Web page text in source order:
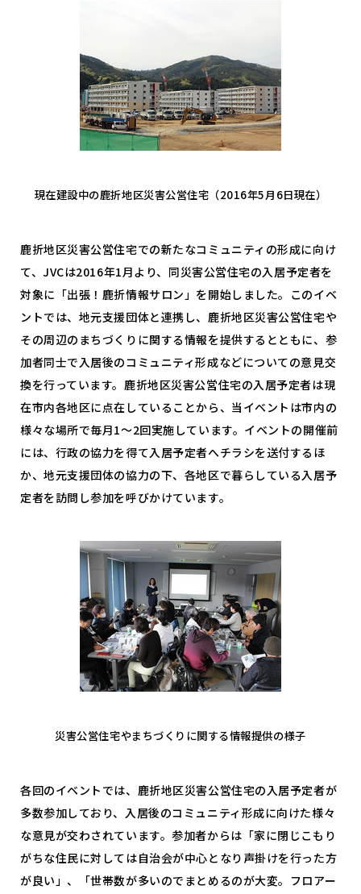
現在建設中の鹿折地区災害公営住宅（2016年5月6日現在）
鹿折地区災害公営住宅での新たなコミュニティの形成に向け
て、JVCは2016年1月より、同災害公営住宅の入居予定者を
対象に「出張！鹿折情報サロン」を開始しました。このイベ
ントでは、地元支援団体と連携し、鹿折地区災害公営住宅や
その周辺のまちづくりに関する情報を提供するとともに、参
加者同士で入居後のコミュニティ形成などについての意見交
換を行っています。鹿折地区災害公営住宅の入居予定者は現
在市内各地区に点在していることから、当イベントは市内の
様々な場所で毎月1～2回実施しています。イベントの開催前
には、行政の協力を得て入居予定者へチラシを送付するほ
か、地元支援団体の協力の下、各地区で暮らしている入居予
定者を訪問し参加を呼びかけています。
災害公営住宅やまちづくりに関する情報提供の様子
各回のイベントでは、鹿折地区災害公営住宅の入居予定者が
多数参加しており、入居後のコミュニティ形成に向けた様々
な意見が交わされています。参加者からは「家に閉じこもり
がちな住民に対しては自治会が中心となり声掛けを行った方
が良い」、「世帯数が多いのでまとめるのが大変。フロアー